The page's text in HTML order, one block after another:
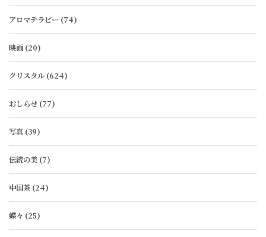
アロマテラピー (74)
映画(20)
クリスタル (624)
おしらせ (77)
写真 (39)
伝統の美 (7)
中国茶 (24)
蝶々 (25)